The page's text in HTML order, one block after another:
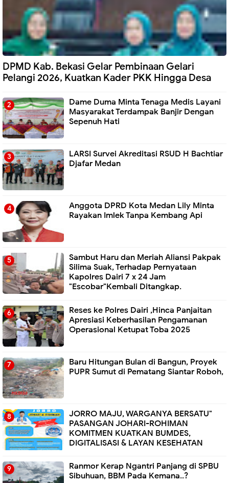
DPMD Kab. Bekasi Gelar Pembinaan Gelari
Pelangi 2026, Kuatkan Kader PKK Hingga Desa
Dame Duma Minta Tenaga Medis Layani
Masyarakat Terdampak Banjir Dengan
Sepenuh Hati
LARSI Survei Akreditasi RSUD H Bachtiar
Djafar Medan
Anggota DPRD Kota Medan Lily Minta
Rayakan Imlek Tanpa Kembang Api
Sambut Haru dan Meriah Aliansi Pakpak
Silima Suak, Terhadap Pernyataan
Kapolres Dairi 7 x 24 Jam
"Escobar"Kembali Ditangkap.
Reses ke Polres Dairi ,Hinca Panjaitan
Apresiasi Keberhasilan Pengamanan
Operasional Ketupat Toba 2025
Baru Hitungan Bulan di Bangun, Proyek
PUPR Sumut di Pematang Siantar Roboh,
JORRO MAJU, WARGANYA BERSATU"
PASANGAN JOHARI-ROHIMAN
KOMITMEN KUATKAN BUMDES,
DIGITALISASI & LAYAN KESEHATAN
Ranmor Kerap Ngantri Panjang di SPBU
Sibuhuan, BBM Pada Kemana..?